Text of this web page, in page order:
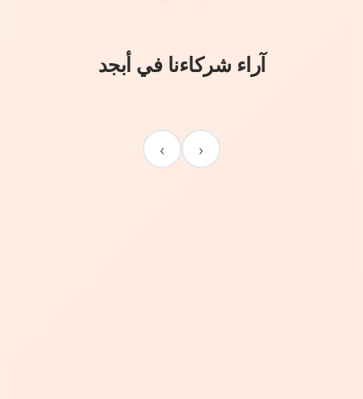
آراء شركاءنا في أبجد
‹
›